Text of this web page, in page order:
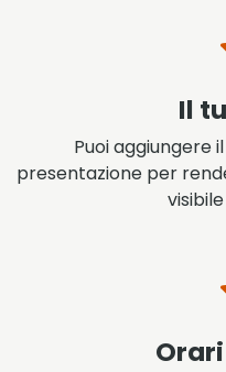
Il
Puoi aggiungere
presentazione per